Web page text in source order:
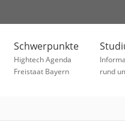
Schwerpunkte
Hightech Agenda
Freistaat Bayern
rund